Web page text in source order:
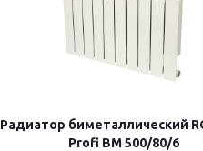
Радиатор биметаллический
Profi BM 500/80/6